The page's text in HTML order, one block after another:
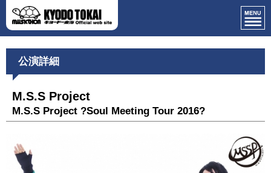
公演詳細
M.S.S Project
M.S.S Project ?Soul Meeting Tour 2016?